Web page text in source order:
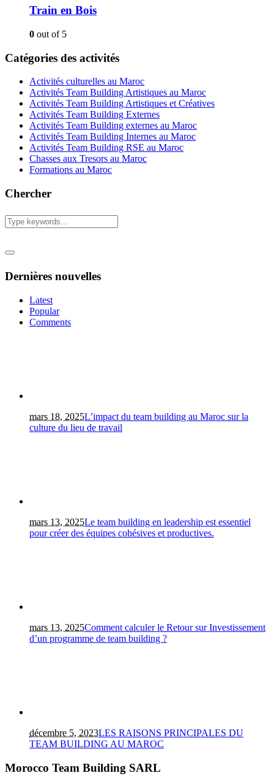
Train en Bois
0 out of 5
Catégories des activités
Activités culturelles au Maroc
Activités Team Building Artistiques au Maroc
Activités Team Building Artistiques et Créatives
Activités Team Building Externes
Activités Team Building externes au Maroc
Activités Team Building Internes au Maroc
Activités Team Building RSE au Maroc
Chasses aux Tresors au Maroc
Formations au Maroc
Chercher
Dernières nouvelles
Latest
Popular
Comments
mars 18, 2025L’impact du team building au Maroc sur la
culture du lieu de travail
mars 13, 2025Le team building en leadership est essentiel
pour créer des équipes cohésives et productives.
mars 13, 2025Comment calculer le Retour sur Investissement
d’un programme de team building ?
décembre 5, 2023LES RAISONS PRINCIPALES DU
TEAM BUILDING AU MAROC
Morocco Team Building SARL